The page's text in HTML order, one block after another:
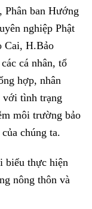
Phân ban Hướng
nghiệp Phật
Cai, H.Bảo
cá nhân, tổ
hợp, nhân
với tình trạng
môi trường bảo
chúng ta.
biểu thực hiện
nông thôn và